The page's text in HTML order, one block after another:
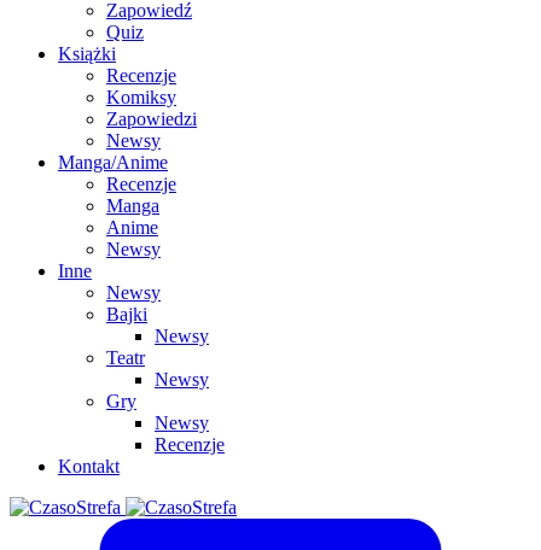
Zapowiedź
Quiz
Książki
Recenzje
Komiksy
Zapowiedzi
Newsy
Manga/Anime
Recenzje
Manga
Anime
Newsy
Inne
Newsy
Bajki
Newsy
Teatr
Newsy
Gry
Newsy
Recenzje
Kontakt